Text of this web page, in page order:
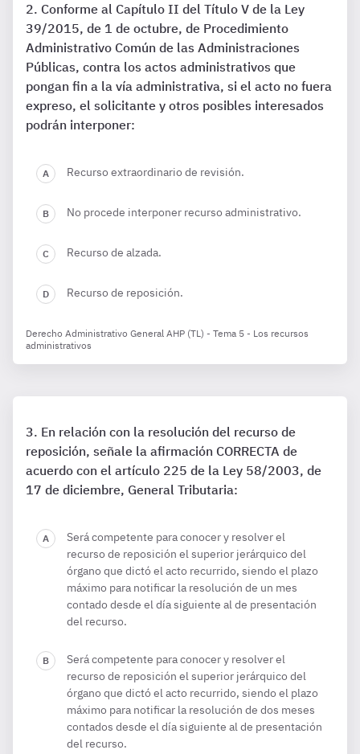
Conforme al Capítulo II del Título V de la Ley
39/2015, de 1 de octubre, de Procedimiento
Administrativo Común de las Administraciones
Públicas, contra los actos administrativos que
pongan fin a la vía administrativa, si el acto no fuera
expreso, el solicitante y otros posibles interesados
podrán interponer:
Recurso extraordinario de revisión.
No procede interponer recurso administrativo.
Recurso de alzada.
Recurso de reposición.
Derecho Administrativo General AHP (TL) - Tema 5 - Los recursos
administrativos
En relación con la resolución del recurso de
reposición, señale la afirmación CORRECTA de
acuerdo con el artículo 225 de la Ley 58/2003, de
17 de diciembre, General Tributaria:
Será competente para conocer y resolver el
recurso de reposición el superior jerárquico del
órgano que dictó el acto recurrido, siendo el plazo
máximo para notificar la resolución de un mes
contado desde el día siguiente al de presentación
del recurso.
Será competente para conocer y resolver el
recurso de reposición el superior jerárquico del
órgano que dictó el acto recurrido, siendo el plazo
máximo para notificar la resolución de dos meses
contados desde el día siguiente al de presentación
del recurso.